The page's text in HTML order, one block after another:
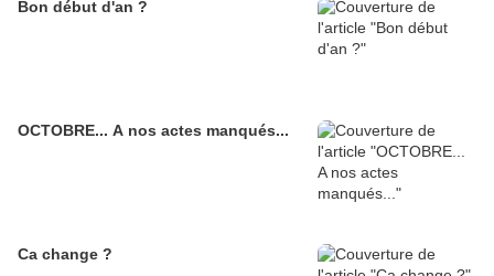
Bon début d'an ?
OCTOBRE... A nos actes manqués...
Ca change ?